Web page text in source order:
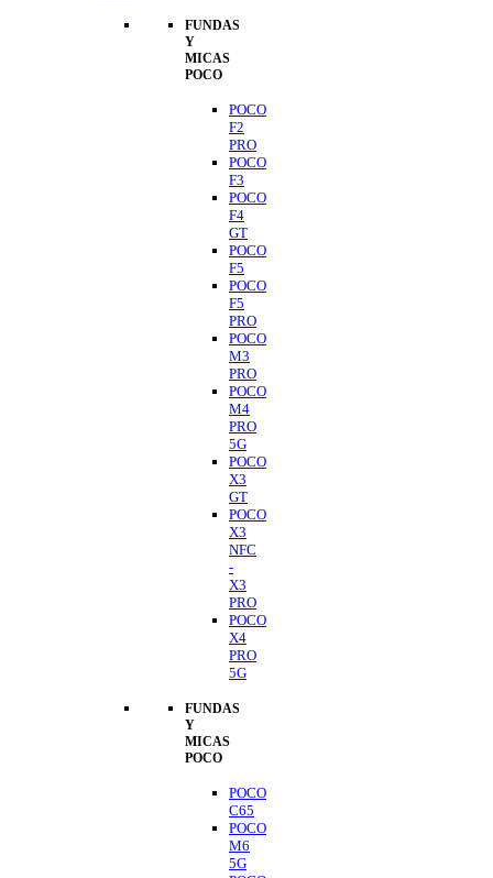
FUNDAS
Y
MICAS
POCO
POCO
F2
PRO
POCO
F3
POCO
F4
GT
POCO
F5
POCO
F5
PRO
POCO
M3
PRO
POCO
M4
PRO
5G
POCO
X3
GT
POCO
X3
NFC
-
X3
PRO
POCO
X4
PRO
5G
FUNDAS
Y
MICAS
POCO
POCO
C65
POCO
M6
5G